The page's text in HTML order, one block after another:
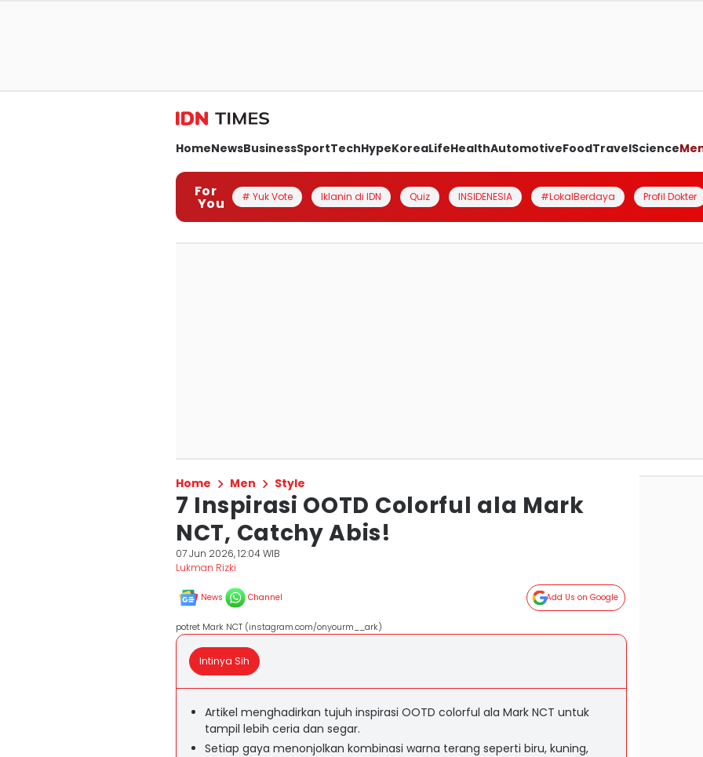
HomeNewsBusinessSportTechHypeKoreaLifeHealthAutomotiveFoodTravelScience
For
You # Yuk Vote Iklanin di IDN Quiz INSIDENESIA #LokalBerdaya Profil Dokter
Home Men Style
7 Inspirasi OOTD Colorful ala Mark
NCT, Catchy Abis!
07 Jun 2026, 12:04 WIB
Lukman Rizki
News Channel Add Us on Google
potret Mark NCT (instagram.com/onyourm__ark)
Intinya Sih
Artikel menghadirkan tujuh inspirasi OOTD colorful ala Mark NCT untuk
tampil lebih ceria dan segar.
Setiap gaya menonjolkan kombinasi warna terang seperti biru, kuning,